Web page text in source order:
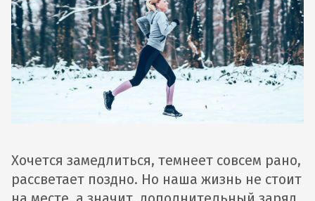
Хочется замедлиться, темнеет совсем рано,
рассветает поздно. Но наша жизнь не стоит